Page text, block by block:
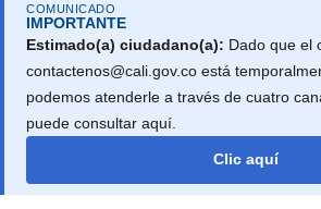
COMUNICADO
IMPORTANTE
Estimado(a) ciudadano(a): Dado que el
contactenos@cali.gov.co está
podemos atenderle a través de cuatro
puede consultar aquí.
Clic aquí